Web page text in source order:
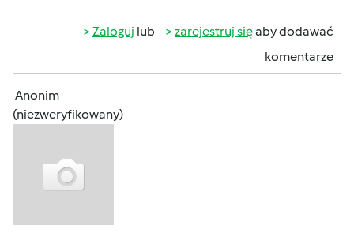
Zaloguj lub zarejestruj sięaby dodawać
komentarze
Anonim
(niezweryfikowany)